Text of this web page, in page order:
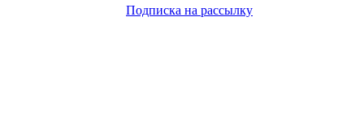
Подписка на рассылку